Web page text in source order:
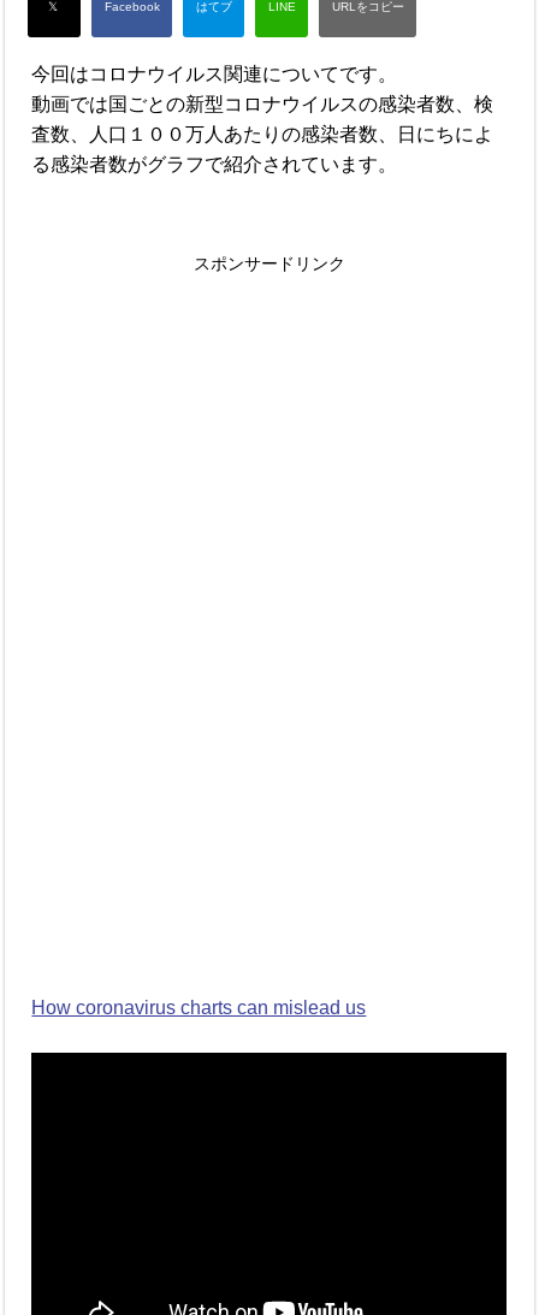
今回はコロナウイルス関連についてです。
動画では国ごとの新型コロナウイルスの感染者数、検
査数、人口１００万人あたりの感染者数、日にちによ
る感染者数がグラフで紹介されています。
スポンサードリンク
How coronavirus charts can mislead us